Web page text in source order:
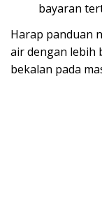
bayaran
Harap panduan
air dengan lebih
bekalan pada